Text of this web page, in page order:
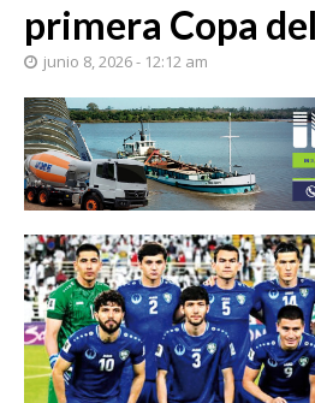
primera Copa
junio 8, 2026 - 12:12 am